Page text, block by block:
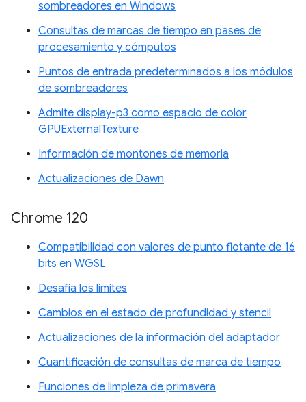
sombreadores en Windows
Consultas de marcas de tiempo en pases de
procesamiento y cómputos
Puntos de entrada predeterminados a los módulos
de sombreadores
Admite display-p3 como espacio de color
GPUExternalTexture
Información de montones de memoria
Actualizaciones de Dawn
Chrome 120
Compatibilidad con valores de punto flotante de 16
bits en WGSL
Desafía los límites
Cambios en el estado de profundidad y stencil
Actualizaciones de la información del adaptador
Cuantificación de consultas de marca de tiempo
Funciones de limpieza de primavera